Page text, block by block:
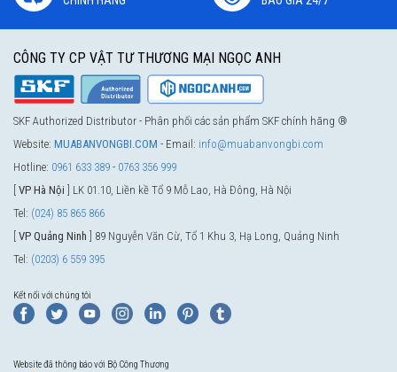
CÔNG TY CP VẬT TƯ THƯƠNG MẠI NGỌC ANH
SKF Authorized Distributor - Phân phối các sản phẩm SKF chính hãng ®
Website: MUABANVONGBI.COM - Email: info@muabanvongbi.com
Hotline: 0961 633 389 - 0763 356 999
VP Hà Nội ] LK 01.10, Liền kề Tổ 9 Mỗ Lao, Hà Đông, Hà Nội
Tel: (024) 85 865 866
VP Quảng Ninh ] 89 Nguyễn Văn Cừ, Tổ 1 Khu 3, Hạ Long, Quảng Ninh
Tel: (0203) 6 559 395
Kết nối với chúng tôi
Website đã thông báo với Bộ Công Thương